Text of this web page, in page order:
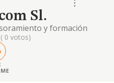
Sl.
y formación
temas de belleza, estética
producción y
todo tipo de productos
y demás artículos y
belleza y estética. creación
( 0 votos)